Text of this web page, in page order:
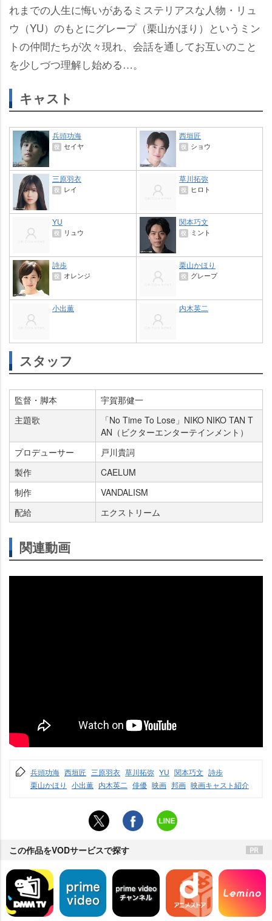
れまでの人生に悔いがあるミステリアスな人物・リュ
ウ（YU）のもとにグレープ（栗山かほり）というミン
トの仲間たちが次々現れ、会話を通してお互いのこと
を少しづつ理解し始める…。
キャスト
兵頭功海
役 セイヤ
西垣匠
役 ショウ
三原羽衣
役 レイ
草川拓弥
役 ヒロト
YU
役 リュウ
関本巧文
役 ミント
詩歩
役 オレンジ
栗山かほり
役 グレープ
小出薫 内木英二
スタッフ
監督・脚本
宇賀那健一
主題歌
「No Time To Lose」NIKO NIKO TAN T
AN（ビクターエンターテインメント）
プロデューサー
戸川貴詞
製作
CAELUM
制作
VANDALISM
配給
エクストリーム
関連動画
兵頭功海 西垣匠 三原羽衣 草川拓弥 YU 関本巧文 詩歩
栗山かほり
小出薫 内木英二 俳優 映画 邦画 映画キャスト紹介
この作品をVODサービスで探す